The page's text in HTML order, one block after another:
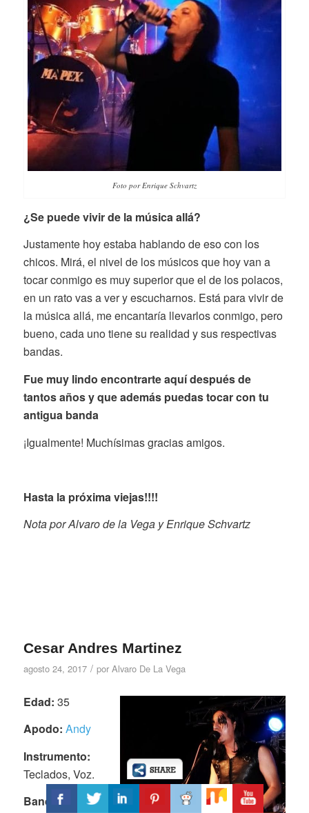
Foto por Enrique Schvartz
¿Se puede vivir de la música allá?
Justamente hoy estaba hablando de eso con los
chicos. Mirá, el nivel de los músicos que hoy van a
tocar conmigo es muy superior que el de los polacos,
en un rato vas a ver y escucharnos. Está para vivir de
la música allá, me encantaría llevarlos conmigo, pero
bueno, cada uno tiene su realidad y sus respectivas
bandas.
Fue muy lindo encontrarte aquí después de
tantos años y que además puedas tocar con tu
antigua banda
¡Igualmente! Muchísimas gracias amigos.
Hasta la próxima viejas!!!!
Nota por Alvaro de la Vega y Enrique Schvartz
Cesar Andres Martinez
agosto 24, 2017 / por Alvaro De La Vega
Edad: 35
Apodo: Andy
Instrumento:
Teclados, Voz.
Banda Actual: